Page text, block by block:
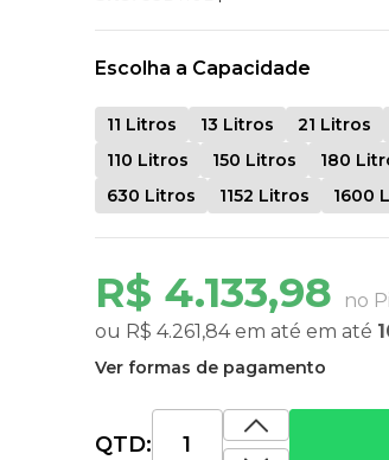
R$ 4.133,98
no
ou R$ 4.261,84em até em até
Ver formas de pagamento
Escolha a Capacidade
11 Litros 13 Litros 21 Litros
110 Litros
150 Litros 180
630 Litros
1152 Litros 1600
QTD: